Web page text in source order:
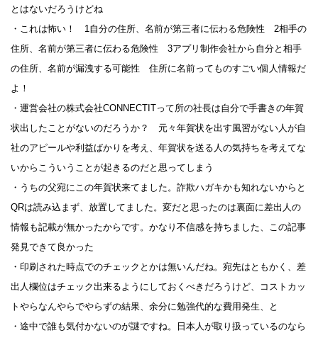
とはないだろうけどね
・これは怖い！ 1自分の住所、名前が第三者に伝わる危険性 2相手の
住所、名前が第三者に伝わる危険性 3アプリ制作会社から自分と相手
の住所、名前が漏洩する可能性 住所に名前ってものすごい個人情報だ
よ！
・運営会社の株式会社CONNECTITって所の社長は自分で手書きの年賀
状出したことがないのだろうか？ 元々年賀状を出す風習がない人が自
社のアピールや利益ばかりを考え、年賀状を送る人の気持ちを考えてな
いからこういうことが起きるのだと思ってしまう
・うちの父宛にこの年賀状来てました。詐欺ハガキかも知れないからと
QRは読み込まず、放置してました。変だと思ったのは裏面に差出人の
情報も記載が無かったからです。かなり不信感を持ちました、この記事
発見できて良かった
・印刷された時点でのチェックとかは無いんだね。宛先はともかく、差
出人欄位はチェック出来るようにしておくべきだろうけど、コストカッ
トやらなんやらでやらずの結果、余分に勉強代的な費用発生、と
・途中で誰も気付かないのが謎ですね。日本人が取り扱っているのなら